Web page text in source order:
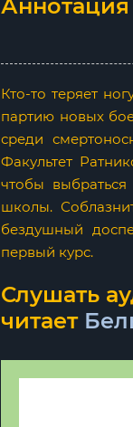
Аннотация
Кто-то теряет
партию новых
среди
Факультет
чтобы
школы.
бездушный
первый курс.
Слушать
читает